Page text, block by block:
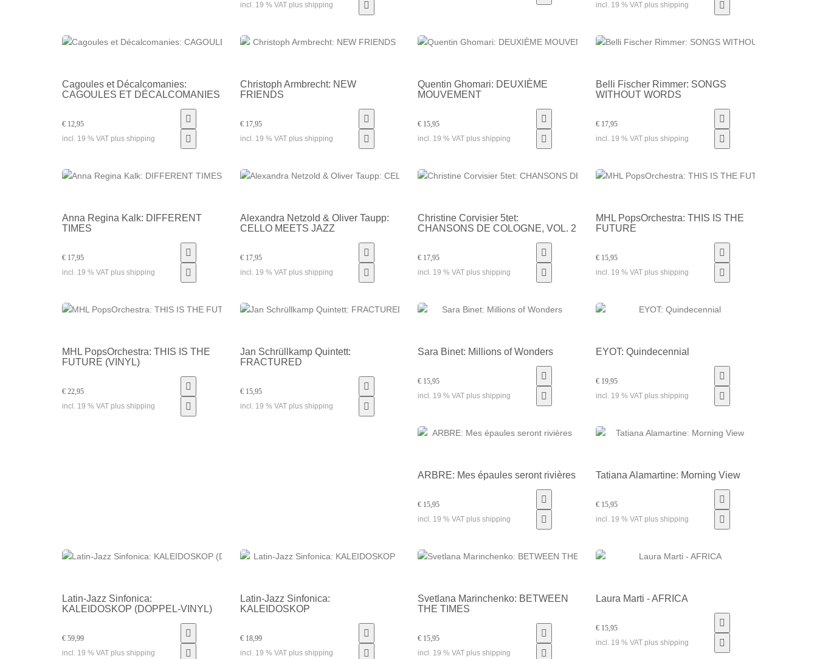
incl. 19 % VAT plus shipping
incl. 19 % VAT plus shipping
Cagoules et Décalcomanies:
CAGOULES ET DÉCALCOMANIES
€ 12,95
incl. 19 % VAT plus shipping
Christoph Armbrecht: NEW
FRIENDS
€ 17,95
incl. 19 % VAT plus shipping
Quentin Ghomari: DEUXIÈME
MOUVEMENT
€ 15,95
incl. 19 % VAT plus shipping
Belli Fischer Rimmer: SONGS
WITHOUT WORDS
€ 17,95
incl. 19 % VAT plus shipping
Anna Regina Kalk: DIFFERENT
TIMES
€ 17,95
incl. 19 % VAT plus shipping
Alexandra Netzold & Oliver Taupp:
CELLO MEETS JAZZ
€ 17,95
incl. 19 % VAT plus shipping
Christine Corvisier 5tet:
CHANSONS DE COLOGNE, VOL. 2
€ 17,95
incl. 19 % VAT plus shipping
MHL PopsOrchestra: THIS IS THE
FUTURE
€ 15,95
incl. 19 % VAT plus shipping
MHL PopsOrchestra: THIS IS THE
FUTURE (VINYL)
€ 22,95
incl. 19 % VAT plus shipping
Jan Schrüllkamp Quintett:
FRACTURED
€ 15,95
incl. 19 % VAT plus shipping
Sara Binet: Millions of Wonders
€ 15,95
incl. 19 % VAT plus shipping
EYOT: Quindecennial
€ 19,95
incl. 19 % VAT plus shipping
ARBRE: Mes épaules seront rivières
€ 15,95
incl. 19 % VAT plus shipping
Tatiana Alamartine: Morning View
€ 15,95
incl. 19 % VAT plus shipping
Latin-Jazz Sinfonica:
KALEIDOSKOP (DOPPEL-VINYL)
€ 59,99
incl. 19 % VAT plus shipping
Latin-Jazz Sinfonica:
KALEIDOSKOP
€ 18,99
incl. 19 % VAT plus shipping
Svetlana Marinchenko: BETWEEN
THE TIMES
€ 15,95
incl. 19 % VAT plus shipping
Laura Marti - AFRICA
€ 15,95
incl. 19 % VAT plus shipping